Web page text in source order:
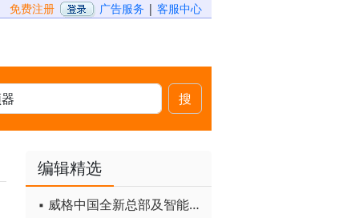
免费注册 广告服务 | 客服中心
搜
编辑精选
▪ 威格中国全新总部及智能工厂启用